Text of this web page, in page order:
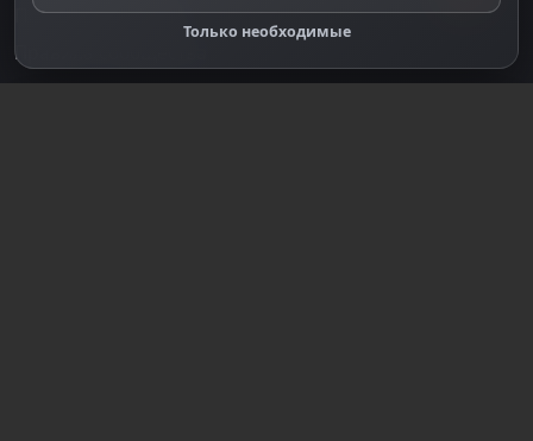
Правообладателям
Правила сообщества
Только необходимые